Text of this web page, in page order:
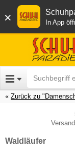
× In App
Zurück zu
Waldläufer